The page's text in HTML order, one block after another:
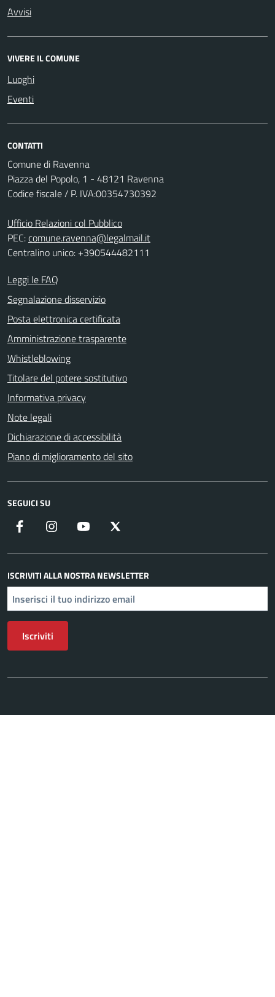
Avvisi
VIVERE IL COMUNE
Luoghi
Eventi
CONTATTI
Comune di Ravenna
Piazza del Popolo, 1 - 48121 Ravenna
Codice fiscale / P. IVA:00354730392
Ufficio Relazioni col Pubblico
PEC:comune.ravenna@legalmail.it
Centralino unico: +390544482111
Leggi le FAQ
Segnalazione disservizio
Posta elettronica certificata
Amministrazione trasparente
Whistleblowing
Titolare del potere sostitutivo
Informativa privacy
Note legali
Dichiarazione di accessibilità
Piano di miglioramento del sito
SEGUICI SU
Facebook Instagram YouTube
ISCRIVITI ALLA NOSTRA NEWSLETTER